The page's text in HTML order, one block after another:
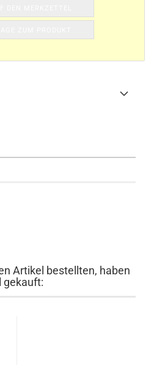
Artikel bestellten, haben
gekauft: